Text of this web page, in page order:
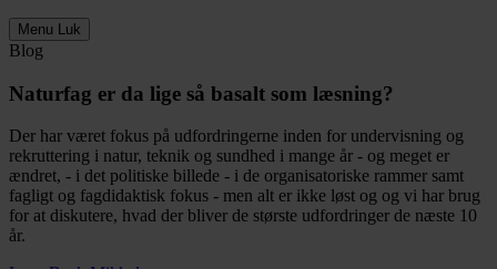
Menu Luk
Blog
Naturfag er da lige så basalt som læsning?
Der har været fokus på udfordringerne inden for undervisning og
rekruttering i natur, teknik og sundhed i mange år - og meget er
ændret, - i det politiske billede - i de organisatoriske rammer samt
fagligt og fagdidaktisk fokus - men alt er ikke løst og og vi har brug
for at diskutere, hvad der bliver de største udfordringer de næste 10
år.